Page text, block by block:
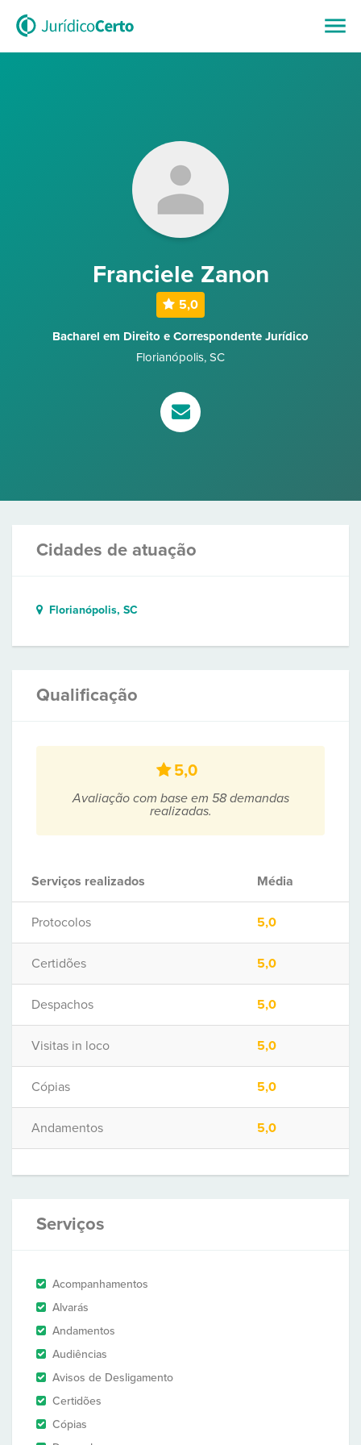
Franciele Zanon
5,0
Bacharel em Direito e Correspondente Jurídico
Florianópolis, SC
Cidades de atuação
Florianópolis, SC
Qualificação
5,0
Avaliação com base em 58 demandas
realizadas.
Serviços realizados Média
Protocolos 5,0
Certidões 5,0
Despachos 5,0
Visitas in loco 5,0
Cópias 5,0
Andamentos 5,0
Serviços
Acompanhamentos
Alvarás
Andamentos
Audiências
Avisos de Desligamento
Certidões
Cópias